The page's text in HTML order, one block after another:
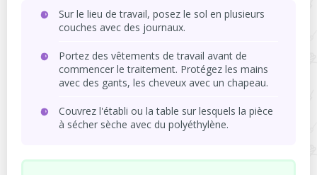
Sur le lieu de travail, posez le sol en plusieurs
couches avec des journaux.
Portez des vêtements de travail avant de
commencer le traitement. Protégez les mains
avec des gants, les cheveux avec un chapeau.
Couvrez l'établi ou la table sur lesquels la pièce
à sécher sèche avec du polyéthylène.